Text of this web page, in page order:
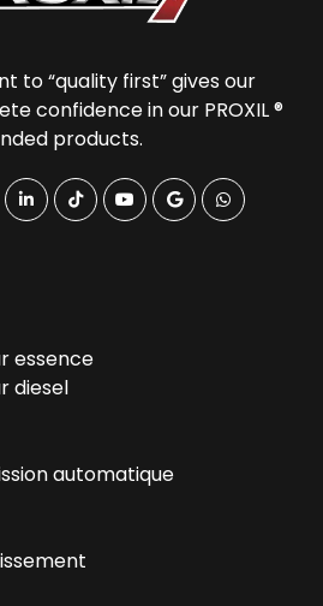
to “quality first” gives our
confidence in our PROXIL ®
products.
essence
diesel
automatique